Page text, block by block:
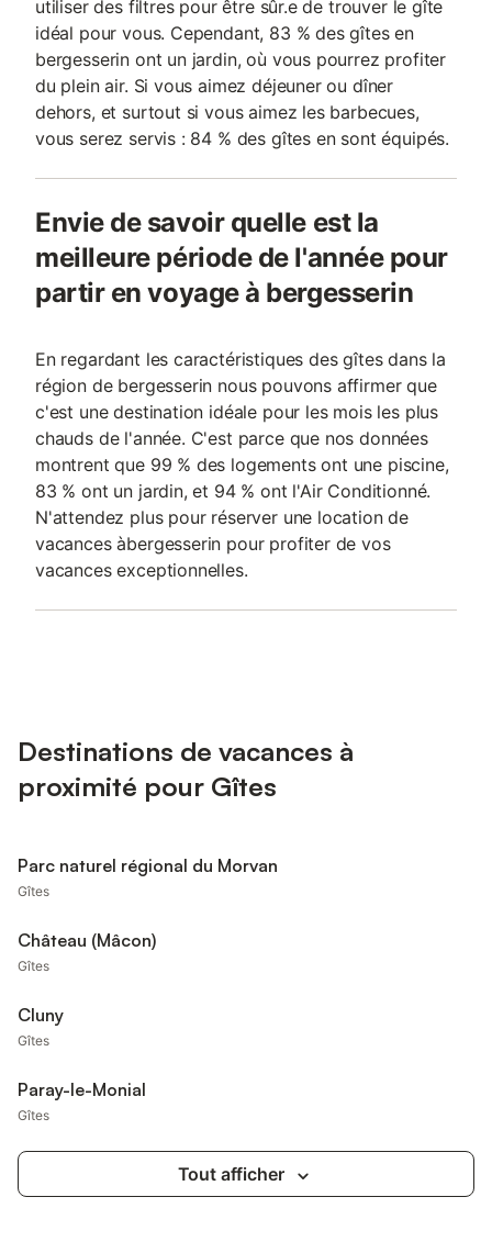
utiliser des filtres pour être sûr.e de trouver le gîte
idéal pour vous. Cependant, 83 % des gîtes en
bergesserin ont un jardin, où vous pourrez profiter
du plein air. Si vous aimez déjeuner ou dîner
dehors, et surtout si vous aimez les barbecues,
vous serez servis : 84 % des gîtes en sont équipés.
Envie de savoir quelle est la
meilleure période de l'année pour
partir en voyage à bergesserin
En regardant les caractéristiques des gîtes dans la
région de bergesserin nous pouvons affirmer que
c'est une destination idéale pour les mois les plus
chauds de l'année. C'est parce que nos données
montrent que 99 % des logements ont une piscine,
83 % ont un jardin, et 94 % ont l'Air Conditionné.
N'attendez plus pour réserver une location de
vacances àbergesserin pour profiter de vos
vacances exceptionnelles.
Destinations de vacances à
proximité pour Gîtes
Parc naturel régional du Morvan
Gîtes
Château (Mâcon)
Gîtes
Cluny
Gîtes
Paray-le-Monial
Gîtes
Tout afficher